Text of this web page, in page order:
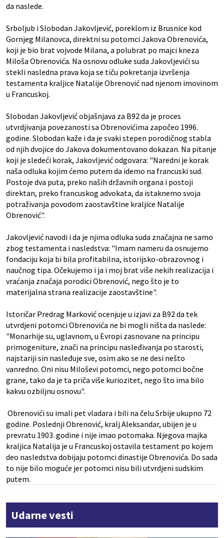
da naslede.
Srboljub i Slobodan Jakovljević, poreklom iz Brusnice kod
Gornjeg Milanovca, direktni su potomci Jakova Obrenovića,
koji je bio brat vojvode Milana, a polubrat po majci kneza
Miloša Obrenovića. Na osnovu odluke suda Jakovljevići su
stekli nasledna prava koja se tiču pokretanja izvršenja
testamenta kraljice Natalije Obrenović nad njenom imovinom
u Francuskoj.
Slobodan Jakovljević objašnjava za B92 da je proces
utvrdjivanja povezanosti sa Obrenovićima započeo 1996.
godine. Slobodan kaže i da je svaki stepen porodičnog stabla
od njih dvojice do Jakova dokumentovano dokazan. Na pitanje
koji je sledeći korak, Jakovljević odgovara: "Naredni je korak
naša odluka kojim ćemo putem da idemo na francuski sud.
Postoje dva puta, preko naših državnih organa i postoji
direktan, preko francuskog advokata, da istaknemo svoja
potraživanja povodom zaostavštine kraljice Natalije
Obrenović".
Jakovljević navodi i da je njima odluka suda značajna ne samo
zbog testamenta i nasledstva: "Imam nameru da osnujemo
fondaciju koja bi bila profitabilna, istorijsko-obrazovnog i
naučnog tipa. Očekujemo i ja i moj brat više nekih realizacija i
vraćanja značaja porodici Obrenović, nego što je to
materijalna strana realizacije zaostavštine".
Istoričar Predrag Marković ocenjuje u izjavi za B92 da tek
utvrdjeni potomci Obrenovića ne bi mogli ništa da naslede:
"Monarhije su, uglavnom, u Evropi zasnovane na principu
primogeniture, znači na principu nasleđivanja po starosti,
najstariji sin nasleđuje sve, osim ako se ne desi nešto
vanredno. Oni nisu Miloševi potomci, nego potomci bočne
grane, tako da je ta priča više kuriozitet, nego što ima bilo
kakvu ozbiljnu osnovu".
Obrenovići su imali pet vladara i bili na čelu Srbije ukupno 72
godine. Poslednji Obrenović, kralj Aleksandar, ubijen je u
prevratu 1903. godine i nije imao potomaka. Njegova majka
kraljica Natalija je u Francuskoj ostavila testament po kojem
deo nasledstva dobijaju potomci dinastije Obrenovića. Do sada
to nije bilo moguće jer potomci nisu bili utvrdjeni sudskim
putem.
Udarne vesti